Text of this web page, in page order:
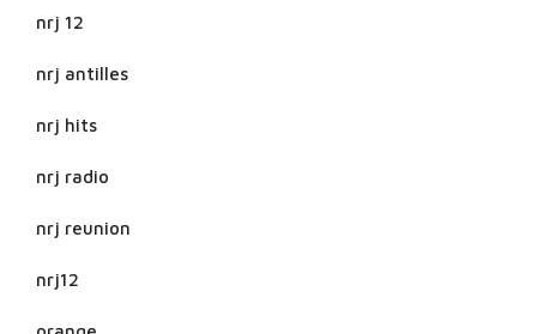
nrj 12
nrj antilles
nrj hits
nrj radio
nrj reunion
nrj12